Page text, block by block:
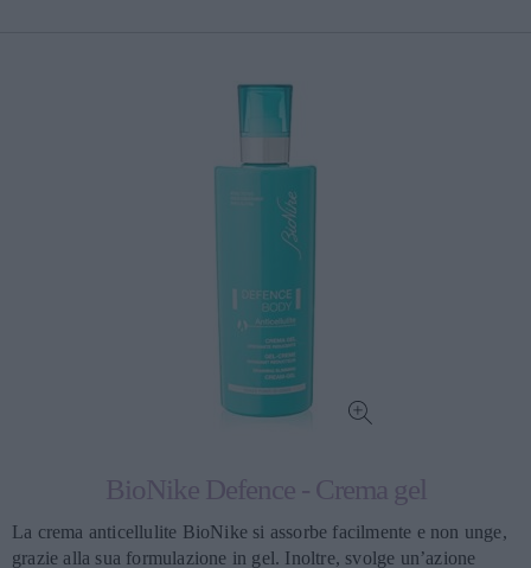
BioNike Defence - Crema gel
La crema anticellulite BioNike si assorbe facilmente e non unge,
grazie alla sua formulazione in gel. Inoltre, svolge un’azione